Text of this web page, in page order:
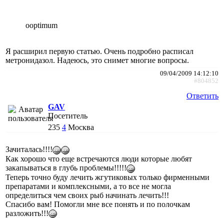
ooptimum
Я расширил первую статью. Очень подробно расписал
метронидазол. Надеюсь, это снимет многие вопросы.
09/04/2009 14:12:10
#804852
Ответить
GAV
Посетитель
235 4 Москва
Зачиталась!!!!
Как хорошо что еще встречаются люди которые любят
закапываться в глубь проблемы!!!!!
Теперь точно буду лечить жгутиковых только фирменными
препаратами и комплексными, а то все не могла
определиться чем своих рыб начинать лечить!!!
Спасибо вам! Помогли мне все понять и по полочкам
разложить!!!